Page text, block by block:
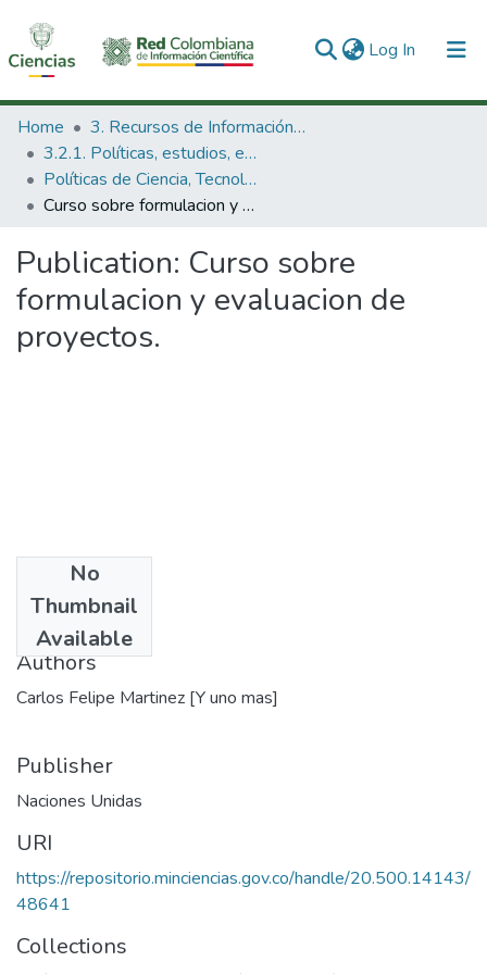
Log In (current)
Communities & Collections
All of DSpace
Statistics
Home
3. Recursos de Información Científica y Tecnológica
3.2.1. Políticas, estudios, evaluaciones e indicadores de CTeI
Políticas de Ciencia, Tecnología e Innovación
Curso sobre formulacion y evaluacion de proyectos.
Publication: Curso sobre
formulacion y evaluacion de
proyectos.
No
Thumbnail
Available
1982
Authors
Carlos Felipe Martinez [Y uno mas]
Publisher
Naciones Unidas
URI
https://repositorio.minciencias.gov.co/handle/20.500.14143/
48641
Collections